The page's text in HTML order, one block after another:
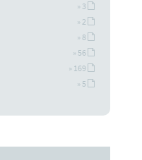
» 3
» 2
» 8
» 56
» 169
» 5